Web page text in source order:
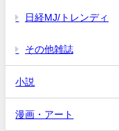
日経MJ/トレンディ
その他雑誌
小説
漫画・アート